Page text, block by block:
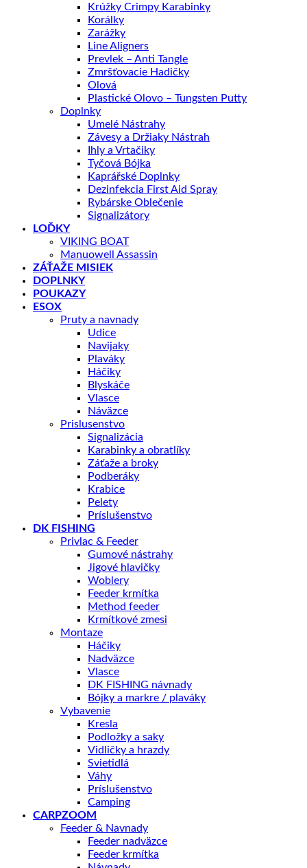
Krúžky Crimpy Karabinky
Korálky
Zarážky
Line Aligners
Prevlek – Anti Tangle
Zmršťovacie Hadičky
Olová
Plastické Olovo – Tungsten Putty
Doplnky
Umelé Nástrahy
Závesy a Držiaky Nástrah
Ihly a Vrtačiky
Tyčová Bójka
Kaprářské Doplnky
Dezinfekcia First Aid Spray
Rybárske Oblečenie
Signalizátory
LOĎKY
VIKING BOAT
Manuowell Assassin
ZÁŤAŽE MISIEK
DOPLNKY
POUKAZY
ESOX
Pruty a navnady
Udice
Navijaky
Plaváky
Háčiky
Blyskáče
Vlasce
Náväzce
Prislusenstvo
Signalizácia
Karabinky a obratlíky
Záťaže a broky
Podberáky
Krabice
Pelety
Príslušenstvo
DK FISHING
Privlac & Feeder
Gumové nástrahy
Jigové hlavičky
Woblery
Feeder krmítka
Method feeder
Krmítkové zmesi
Montaze
Háčiky
Nadväzce
Vlasce
DK FISHING návnady
Bójky a markre / plaváky
Vybavenie
Kresla
Podložky a saky
Vidličky a hrazdy
Svietidlá
Váhy
Príslušenstvo
Camping
CARPZOOM
Feeder & Navnady
Feeder nadväzce
Feeder krmítka